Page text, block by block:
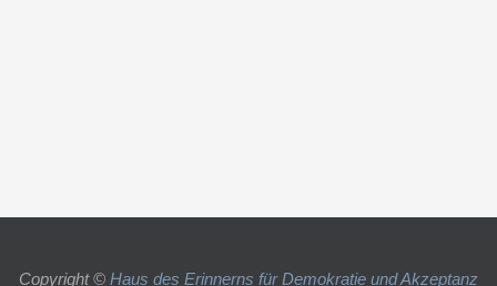
Copyright © Haus des Erinnerns für Demokratie und Akzeptanz